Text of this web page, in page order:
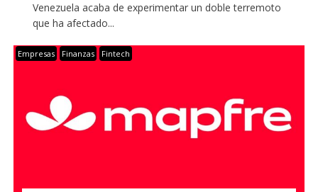
Venezuela acaba de experimentar un doble terremoto
que ha afectado...
Empresas Finanzas Fintech